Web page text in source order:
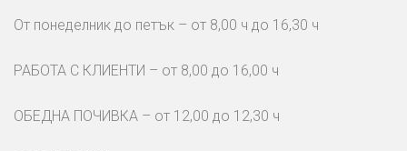
От понеделник до петък – от 8,00 ч до 16,30 ч
РАБОТА С КЛИЕНТИ – от 8,00 до 16,00 ч
ОБЕДНА ПОЧИВКА – от 12,00 до 12,30 ч